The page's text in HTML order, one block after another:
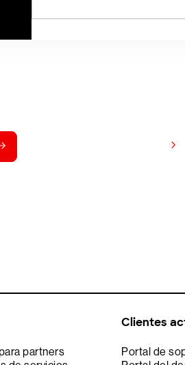
partners
Clientes
Portal de